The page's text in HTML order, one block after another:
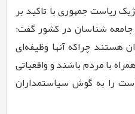
ریاست جمهوری با تاکید بر
شناسان در کشور گفت:
هستند چراکه آنها وظیفه‌ای
با مردم باشند و واقعیاتی
را به گوش سیاستمداران